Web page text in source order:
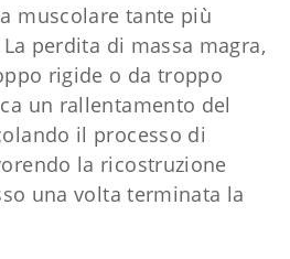
muscolare tante più
perdita di massa magra,
rigide o da troppo
un rallentamento del
il processo di
la ricostruzione
una volta terminata la